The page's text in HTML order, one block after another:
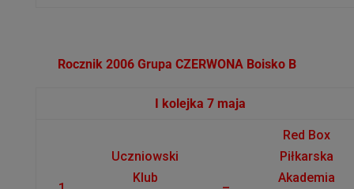
Rocznik 2006 Grupa CZERWONA Boisko B
I kolejka 7 maja
Uczniowski
Klub
Red Box
Piłkarska
Akademia